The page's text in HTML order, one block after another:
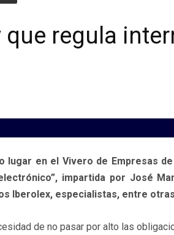
que regula
lugar en el Vivero de Empresas de
impartida por José
Iberolex, especialistas, entre
de no pasar por alto las